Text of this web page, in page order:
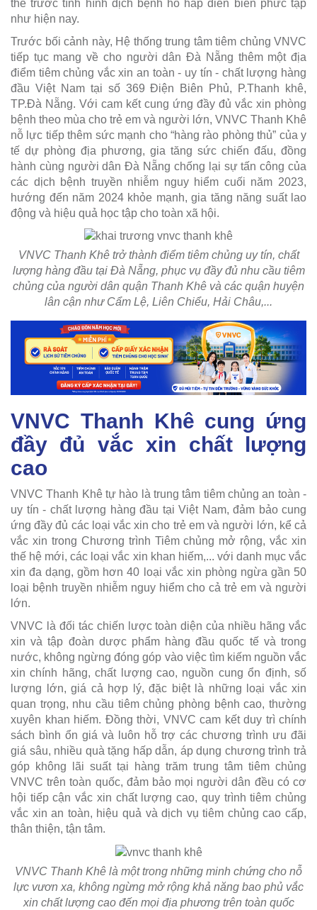
thể trước tình hình dịch bệnh hô hấp diễn biến phức tạp
như hiện nay.
Trước bối cảnh này, Hệ thống trung tâm tiêm chủng VNVC
tiếp tục mang về cho người dân Đà Nẵng thêm một địa
điểm tiêm chủng vắc xin an toàn - uy tín - chất lượng hàng
đầu Việt Nam tại số 369 Điện Biên Phủ, P.Thanh khê,
TP.Đà Nẵng. Với cam kết cung ứng đầy đủ vắc xin phòng
bệnh theo mùa cho trẻ em và người lớn, VNVC Thanh Khê
nỗ lực tiếp thêm sức mạnh cho “hàng rào phòng thủ” của y
tế dự phòng địa phương, gia tăng sức chiến đấu, đồng
hành cùng người dân Đà Nẵng chống lại sự tấn công của
các dịch bệnh truyền nhiễm nguy hiểm cuối năm 2023,
hướng đến năm 2024 khỏe mạnh, gia tăng năng suất lao
động và hiệu quả học tập cho toàn xã hội.
VNVC Thanh Khê trở thành điểm tiêm chủng uy tín, chất
lượng hàng đầu tại Đà Nẵng, phục vụ đầy đủ nhu cầu tiêm
chủng của người dân quận Thanh Khê và các quận huyện
lân cận như Cẩm Lệ, Liên Chiểu, Hải Châu,...
VNVC Thanh Khê cung ứng
đầy đủ vắc xin chất lượng
cao
VNVC Thanh Khê tự hào là trung tâm tiêm chủng an toàn -
uy tín - chất lượng hàng đầu tại Việt Nam, đảm bảo cung
ứng đầy đủ các loại vắc xin cho trẻ em và người lớn, kể cả
vắc xin trong Chương trình Tiêm chủng mở rộng, vắc xin
thế hệ mới, các loại vắc xin khan hiếm,... với danh mục vắc
xin đa dạng, gồm hơn 40 loại vắc xin phòng ngừa gần 50
loại bệnh truyền nhiễm nguy hiểm cho cả trẻ em và người
lớn.
VNVC là đối tác chiến lược toàn diện của nhiều hãng vắc
xin và tập đoàn dược phẩm hàng đầu quốc tế và trong
nước, không ngừng đóng góp vào việc tìm kiếm nguồn vắc
xin chính hãng, chất lượng cao, nguồn cung ổn định, số
lượng lớn, giá cả hợp lý, đặc biệt là những loại vắc xin
quan trọng, nhu cầu tiêm chủng phòng bệnh cao, thường
xuyên khan hiếm. Đồng thời, VNVC cam kết duy trì chính
sách bình ổn giá và luôn hỗ trợ các chương trình ưu đãi
giá sâu, nhiều quà tặng hấp dẫn, áp dụng chương trình trả
góp không lãi suất tại hàng trăm trung tâm tiêm chủng
VNVC trên toàn quốc, đảm bảo mọi người dân đều có cơ
hội tiếp cận vắc xin chất lượng cao, quy trình tiêm chủng
vắc xin an toàn, hiệu quả và dịch vụ tiêm chủng cao cấp,
thân thiện, tận tâm.
VNVC Thanh Khê là một trong những minh chứng cho nỗ
lực vươn xa, không ngừng mở rộng khả năng bao phủ vắc
xin chất lượng cao đến mọi địa phương trên toàn quốc